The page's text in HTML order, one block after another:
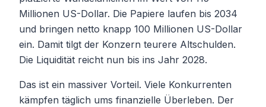
Millionen US-Dollar. Die Papiere laufen bis 2034
und bringen netto knapp 100 Millionen US-Dollar
ein. Damit tilgt der Konzern teurere Altschulden.
Die Liquidität reicht nun bis ins Jahr 2028.
Das ist ein massiver Vorteil. Viele Konkurrenten
kämpfen täglich ums finanzielle Überleben. Der